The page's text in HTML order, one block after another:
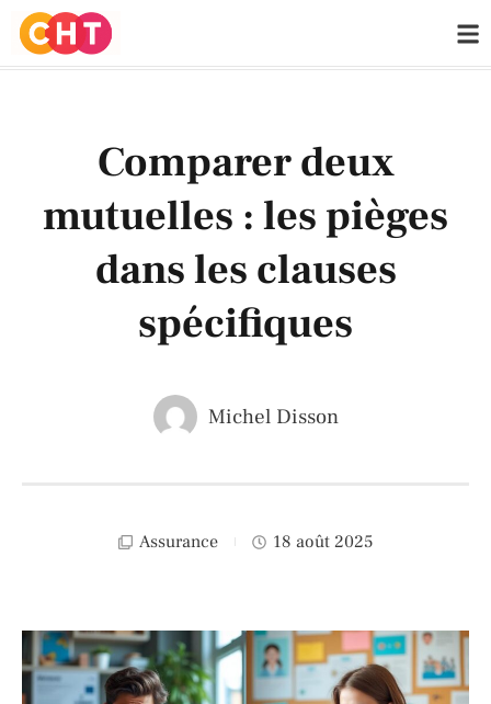
Comparer deux
mutuelles : les pièges
dans les clauses
spécifiques
Michel Disson
Assurance 18 août 2025